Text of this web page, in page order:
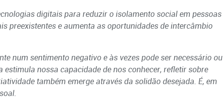
digitais para reduzir o isolamento social em pessoas
preexistentes e aumenta as oportunidades de intercâmbio
num sentimento negativo e às vezes pode ser necessário ou
nossa capacidade de nos conhecer, refletir sobre
também emerge através da solidão desejada. É, em